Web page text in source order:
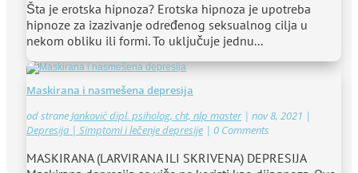
Šta je erotska hipnoza? Erotska hipnoza je upotreba
hipnoze za izazivanje određenog seksualnog cilja u
nekom obliku ili formi. To uključuje jednu...
Maskirana i nasmešena depresija
od straneJanković dipl. psiholog, cht, nlp master| nov 8, 2021 |
Depresija | Simptomi i lečenje depresije | 0 Comments
MASKIRANA (LARVIRANA ILI SKRIVENA) DEPRESIJA